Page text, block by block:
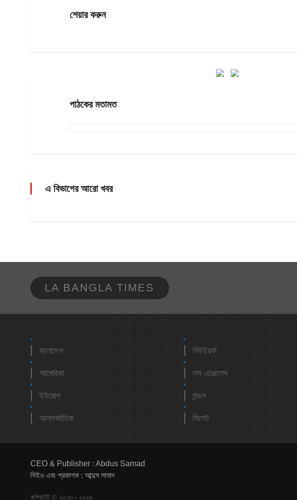
শেয়ার করুন
পাঠকের মতামত
এ বিভাগের আরো খবর
LA BANGLA TIMES
বাংলাদেশ
আমেরিকা
ইউরোপ
আন্তর্জাতিক
নিউইয়র্ক
লস এঞ্জেলেস
লন্ডন
সিলেট
CEO & Publisher : Abdus Samad
সিইও এবং প্রকাশক : আব্দুস সামাদ
কপিরাইট © ২০১৩ - ২০২৬